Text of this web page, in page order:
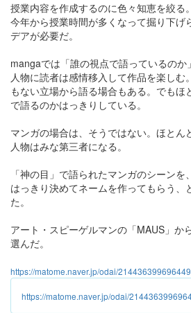
授業内容を作成するのに色々知恵を絞る
今年から授業時間が多くなって掘り下げ
デアが必要だ。
mangaでは「誰の視点で語っているの
人物に読者は感情移入して作品を楽しむ
もない立場から語る場合もある。でもほ
で語るのかはっきりしている。
マンガの場合は、そうではない。ほとん
人物はみな第三者になる。
「神の目」で語られたマンガのシーン
はっきり決めてネームを作ってもらう、
た。
アート・スピーゲルマンの「MAUS」か
選んだ。
https://matome.naver.jp/odai/
https://matome.naver.jp/odai/